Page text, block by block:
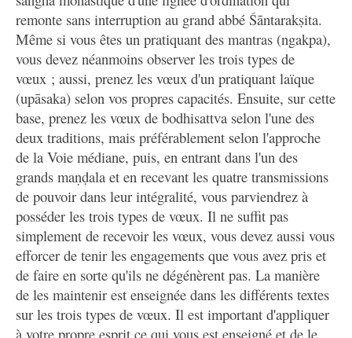
remonte sans interruption au grand abbé Śāntarakṣita.
Même si vous êtes un pratiquant des mantras (ngakpa),
vous devez néanmoins observer les trois types de
vœux ; aussi, prenez les vœux d'un pratiquant laïque
(upāsaka) selon vos propres capacités. Ensuite, sur cette
base, prenez les vœux de bodhisattva selon l'une des
deux traditions, mais préférablement selon l'approche
de la Voie médiane, puis, en entrant dans l'un des
grands maṇḍala et en recevant les quatre transmissions
de pouvoir dans leur intégralité, vous parviendrez à
posséder les trois types de vœux. Il ne suffit pas
simplement de recevoir les vœux, vous devez aussi vous
efforcer de tenir les engagements que vous avez pris et
de faire en sorte qu'ils ne dégénèrent pas. La manière
de les maintenir est enseignée dans les différents textes
sur les trois types de vœux. Il est important d'appliquer
à votre propre esprit ce qui vous est enseigné et de le